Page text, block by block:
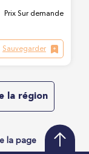
Prix Sur demande
Sauvegarder
la région
la page